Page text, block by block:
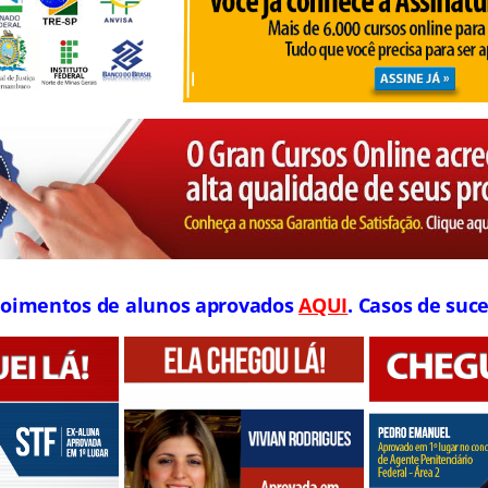
de alunos aprovadosAQUI. Casos de